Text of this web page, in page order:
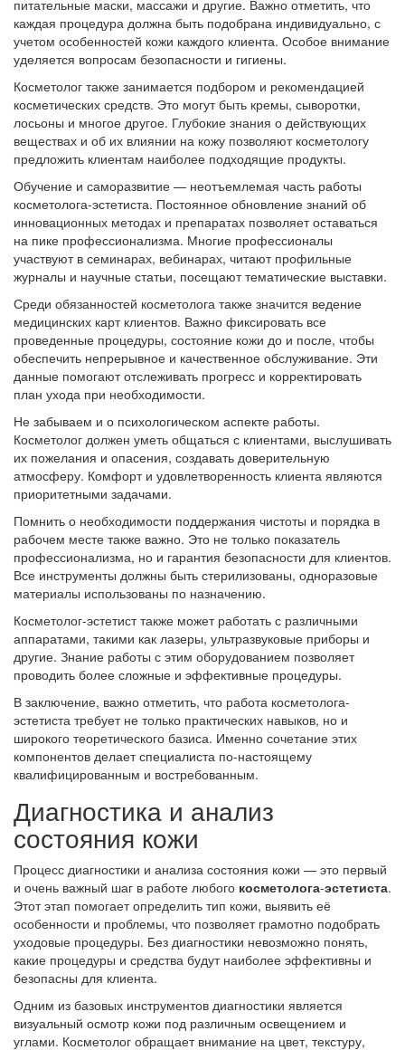
питательные маски, массажи и другие. Важно отметить, что
каждая процедура должна быть подобрана индивидуально, с
учетом особенностей кожи каждого клиента. Особое внимание
уделяется вопросам безопасности и гигиены.
Косметолог также занимается подбором и рекомендацией
косметических средств. Это могут быть кремы, сыворотки,
лосьоны и многое другое. Глубокие знания о действующих
веществах и об их влиянии на кожу позволяют косметологу
предложить клиентам наиболее подходящие продукты.
Обучение и саморазвитие — неотъемлемая часть работы
косметолога-эстетиста. Постоянное обновление знаний об
инновационных методах и препаратах позволяет оставаться
на пике профессионализма. Многие профессионалы
участвуют в семинарах, вебинарах, читают профильные
журналы и научные статьи, посещают тематические выставки.
Среди обязанностей косметолога также значится ведение
медицинских карт клиентов. Важно фиксировать все
проведенные процедуры, состояние кожи до и после, чтобы
обеспечить непрерывное и качественное обслуживание. Эти
данные помогают отслеживать прогресс и корректировать
план ухода при необходимости.
Не забываем и о психологическом аспекте работы.
Косметолог должен уметь общаться с клиентами, выслушивать
их пожелания и опасения, создавать доверительную
атмосферу. Комфорт и удовлетворенность клиента являются
приоритетными задачами.
Помнить о необходимости поддержания чистоты и порядка в
рабочем месте также важно. Это не только показатель
профессионализма, но и гарантия безопасности для клиентов.
Все инструменты должны быть стерилизованы, одноразовые
материалы использованы по назначению.
Косметолог-эстетист также может работать с различными
аппаратами, такими как лазеры, ультразвуковые приборы и
другие. Знание работы с этим оборудованием позволяет
проводить более сложные и эффективные процедуры.
В заключение, важно отметить, что работа косметолога-
эстетиста требует не только практических навыков, но и
широкого теоретического базиса. Именно сочетание этих
компонентов делает специалиста по-настоящему
квалифицированным и востребованным.
Диагностика и анализ
состояния кожи
Процесс диагностики и анализа состояния кожи — это первый
и очень важный шаг в работе любого косметолога-эстетиста.
Этот этап помогает определить тип кожи, выявить её
особенности и проблемы, что позволяет грамотно подобрать
уходовые процедуры. Без диагностики невозможно понять,
какие процедуры и средства будут наиболее эффективны и
безопасны для клиента.
Одним из базовых инструментов диагностики является
визуальный осмотр кожи под различным освещением и
углами. Косметолог обращает внимание на цвет, текстуру,